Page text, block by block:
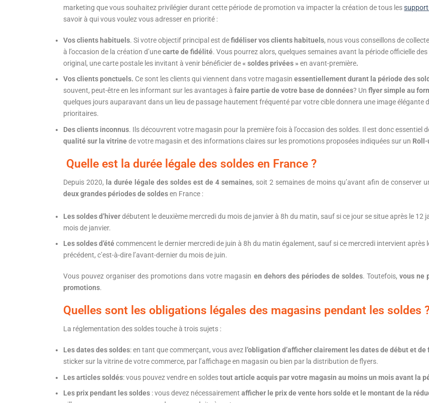
marketing que vous souhaitez privilégier durant cette période de promotion va impacter la création de tous les
savoir à qui vous voulez vous adresser en priorité :
Vos clients habituels. Si votre objectif principal est defidéliser vos clients habituels, nous vous conseillons de
à l’occasion de la création d’unecarte de fidélité. Vous pourrez alors, quelques semaines avant la période officielle
original, une carte postale les invitant à venir bénéficier de« soldes privées » en avant-première.
Vos clients ponctuels. Ce sont les clients qui viennent dans votre magasin essentiellement durant la période des
souvent, peut-être en les informant sur les avantages à faire partie de votre base de données? Un flyer simple au
quelques jours auparavant dans un lieu de passage hautement fréquenté par votre cible donnera une image
prioritaires.
Des clients inconnus. Ils découvrent votre magasin pour la première fois à l’occasion des soldes. Il est donc essentiel
qualité sur la vitrine de votre magasin et des informations claires sur les promotions proposées indiquées sur un
Quelle est la durée légale des soldes en France ?
Depuis 2020, la durée légale des soldes est de 4 semaines, soit 2 semaines de moins qu’avant afin de conserver
deux grandes périodes de soldesen France :
Les soldes d’hiverdébutent le deuxième mercredi du mois de janvier à 8h du matin, sauf si ce jour se situe après le 12
mois de janvier.
Les soldes d’été commencent le dernier mercredi de juin à 8h du matin également, sauf si ce mercredi intervient
précédent, c’est-à-dire l’avant-dernier du mois de juin.
Vous pouvez organiser des promotions dans votre magasin en dehors des périodes de soldes. Toutefois,vous ne
promotions.
Quelles sont les obligations légales des magasins pendant les soldes
La réglementation des soldes touche à trois sujets :
Les dates des soldes: en tant que commerçant, vous avez l’obligation d’afficher clairement les dates de début et de
sticker sur la vitrine de votre commerce, par l’affichage en magasin ou bien par la distribution de flyers.
Les articles soldés: vous pouvez vendre en soldestout article acquis par votre magasin au moins un mois avant la
Les prix pendant les soldes : vous devez nécessairement afficher le prix de vente hors solde et le montant de la